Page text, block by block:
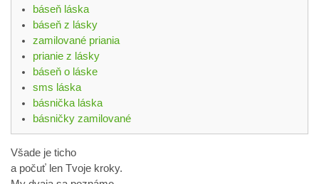
báseň láska
báseň z lásky
zamilované priania
prianie z lásky
báseň o láske
sms láska
básnička láska
básničky zamilované
Všade je ticho
a počuť len Tvoje kroky.